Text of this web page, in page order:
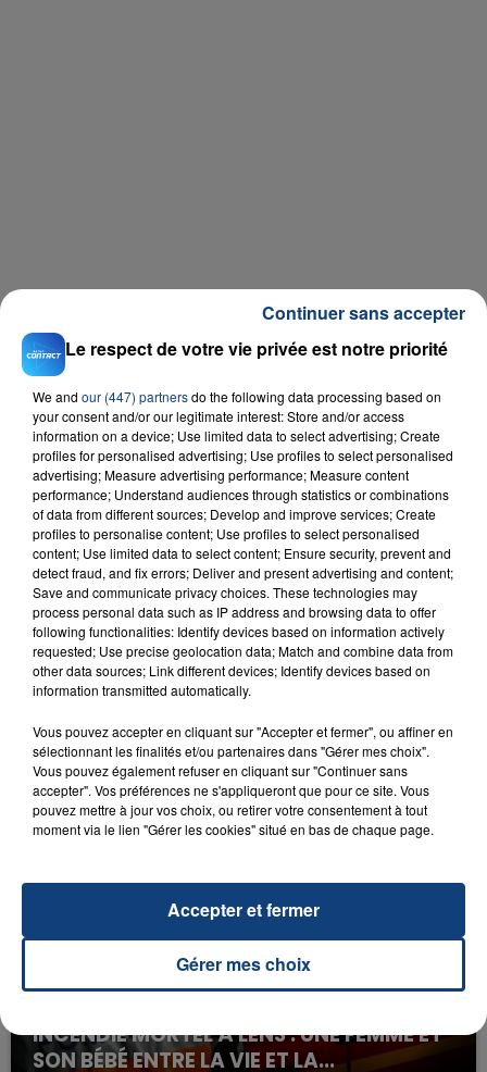
Crédit photo : compte Twitter Martine Aubry
Movin' To The Sun
HUGEL & IMAEL ANGEL & ULTRA
NATE
RADIO CONTACT
FIL D'ACTU
INCENDIE MORTEL À LENS : UNE FEMME ET
SON BÉBÉ ENTRE LA VIE ET LA...
Le respect de votre vie privée est notre priorité
We and our (447) partnersdo the following data processing based on
your consent and/or our legitimate interest: Store and/or access
information on a device; Use limited data to select advertising; Create
profiles for personalised advertising; Use profiles to select personalised
advertising; Measure advertising performance; Measure content
performance; Understand audiences through statistics or combinations
of data from different sources; Develop and improve services; Create
profiles to personalise content; Use profiles to select personalised
content; Use limited data to select content; Ensure security, prevent and
detect fraud, and fix errors; Deliver and present advertising and content;
Save and communicate privacy choices. These technologies may
process personal data such as IP address and browsing data to offer
following functionalities: Identify devices based on information actively
requested; Use precise geolocation data; Match and combine data from
other data sources; Link different devices; Identify devices based on
information transmitted automatically.
Vous pouvez accepter en cliquant sur "Accepter et fermer", ou affiner en
sélectionnant les finalités et/ou partenaires dans "Gérer mes choix".
Vous pouvez également refuser en cliquant sur "Continuer sans
accepter". Vos préférences ne s'appliqueront que pour ce site. Vous
pouvez mettre à jour vos choix, ou retirer votre consentement à tout
moment via le lien "Gérer les cookies" situé en bas de chaque page.
Gérer mes choix
Accepter et fermer
Continuer sans accepter